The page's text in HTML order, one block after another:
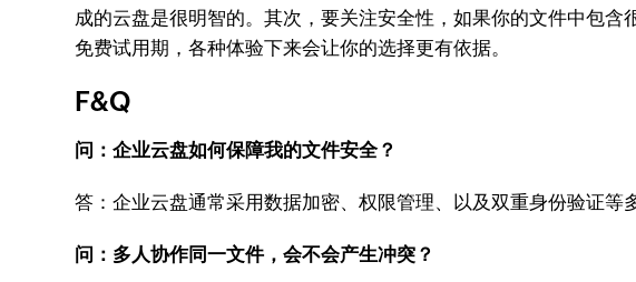
成的云盘是很明智的。其次，要关注安全性，如果你的文件中包
免费试用期，各种体验下来会让你的选择更有依据。
F&Q
问：企业云盘如何保障我的文件安全？
答：企业云盘通常采用数据加密、权限管理、以及双重身份验证等
问：多人协作同一文件，会不会产生冲突？